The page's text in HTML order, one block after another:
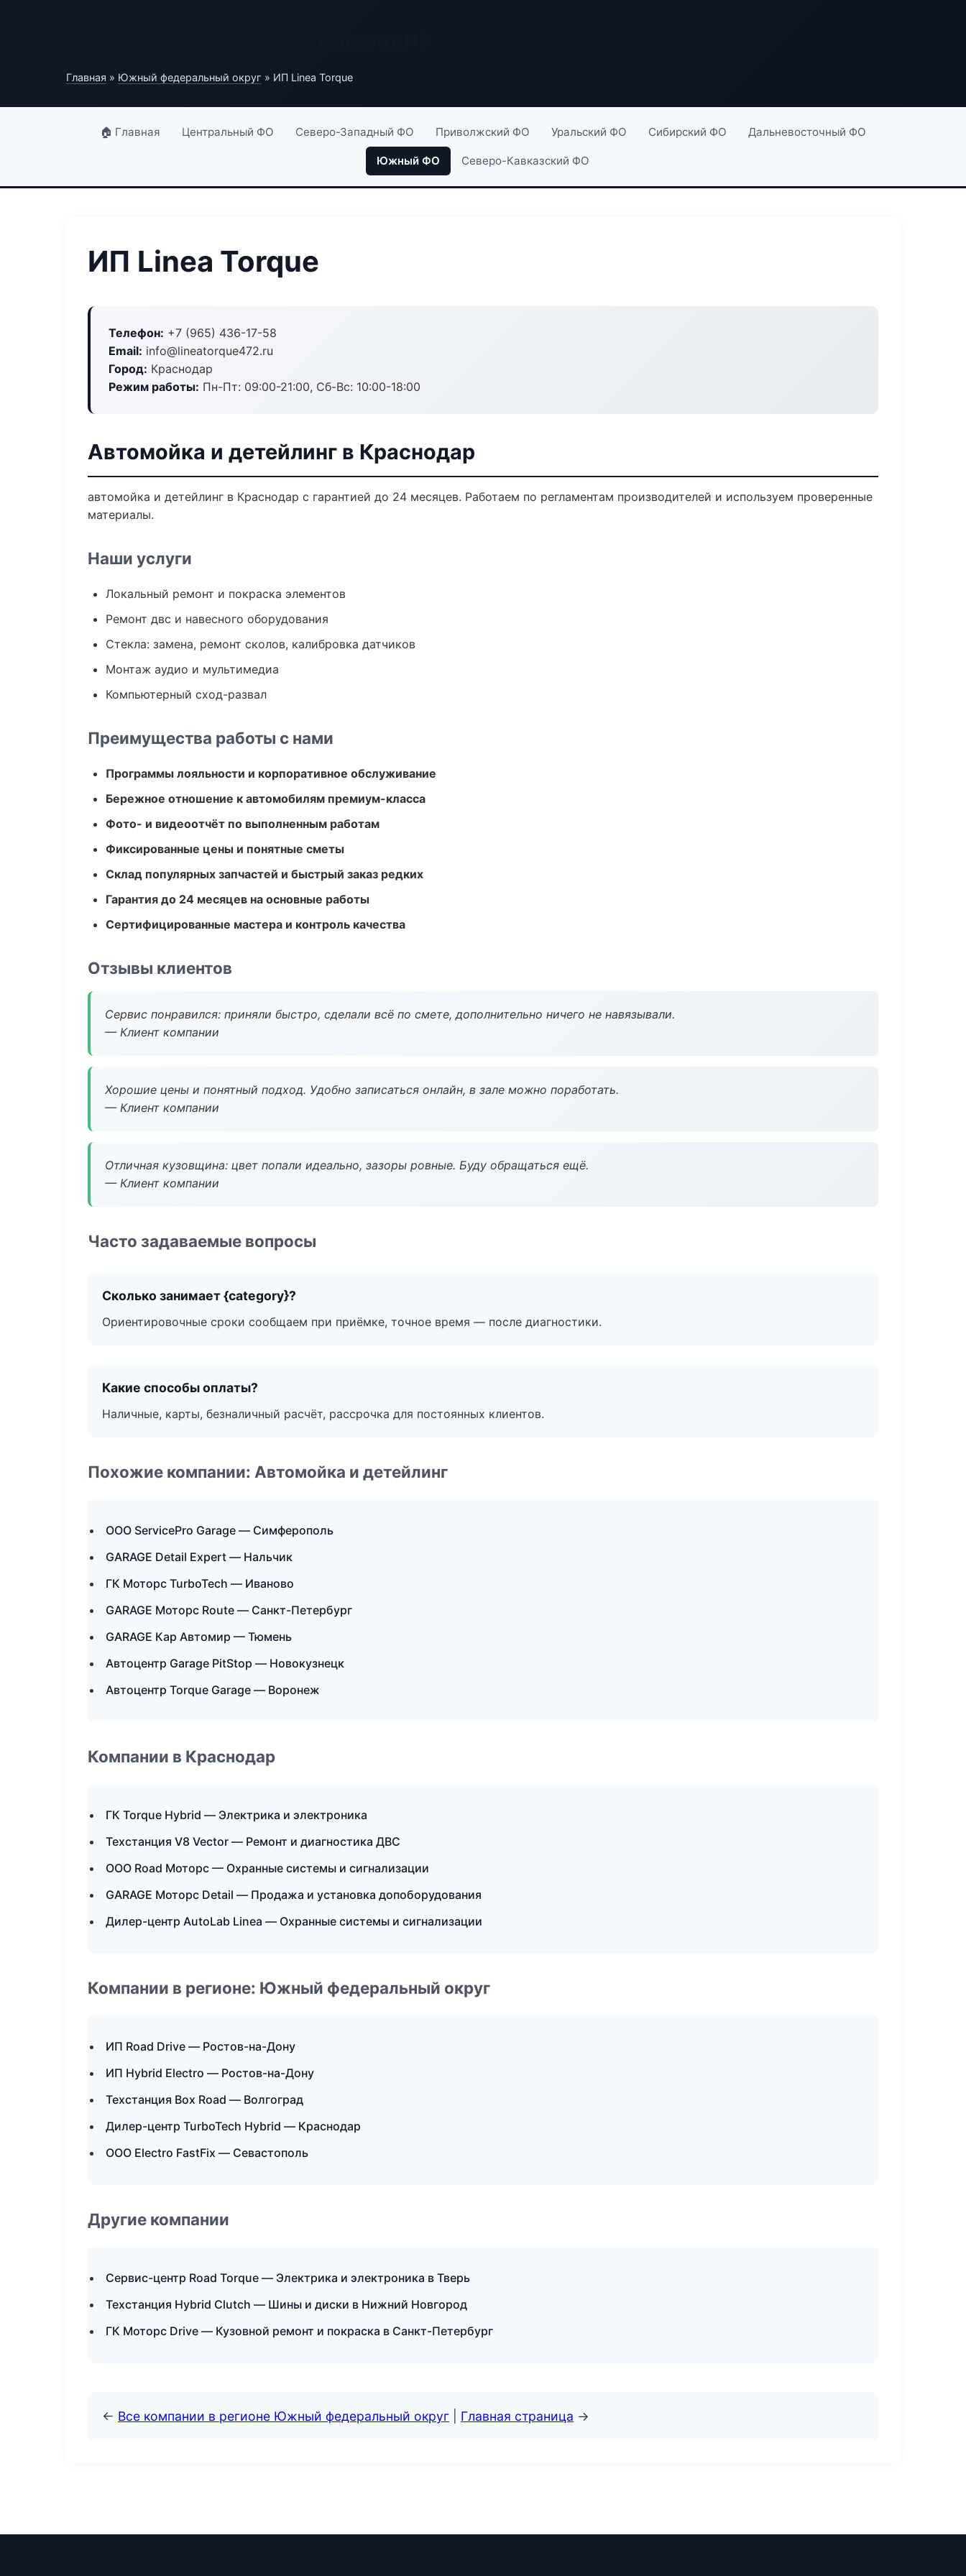
Главная » Южный федеральный округ » ИП Linea Torque
🏠 Главная Центральный ФО Северо-Западный ФО Приволжский ФО Уральский ФО Сибирский ФО Дальневосточный ФО
Южный ФО Северо-Кавказский ФО
ИП Linea Torque
Телефон: +7 (965) 436-17-58
Email: info@lineatorque472.ru
Город: Краснодар
Режим работы: Пн-Пт: 09:00-21:00, Сб-Вс: 10:00-18:00
Автомойка и детейлинг в Краснодар
автомойка и детейлинг в Краснодар с гарантией до 24 месяцев. Работаем по регламентам производителей и используем проверенные
материалы.
Наши услуги
Локальный ремонт и покраска элементов
Ремонт двс и навесного оборудования
Стекла: замена, ремонт сколов, калибровка датчиков
Монтаж аудио и мультимедиа
Компьютерный сход-развал
Преимущества работы с нами
Программы лояльности и корпоративное обслуживание
Бережное отношение к автомобилям премиум-класса
Фото- и видеоотчёт по выполненным работам
Фиксированные цены и понятные сметы
Склад популярных запчастей и быстрый заказ редких
Гарантия до 24 месяцев на основные работы
Сертифицированные мастера и контроль качества
Отзывы клиентов
Сервис понравился: приняли быстро, сделали всё по смете, дополнительно ничего не навязывали.
— Клиент компании
Хорошие цены и понятный подход. Удобно записаться онлайн, в зале можно поработать.
— Клиент компании
Отличная кузовщина: цвет попали идеально, зазоры ровные. Буду обращаться ещё.
— Клиент компании
Часто задаваемые вопросы
Сколько занимает {category}?
Ориентировочные сроки сообщаем при приёмке, точное время — после диагностики.
Какие способы оплаты?
Наличные, карты, безналичный расчёт, рассрочка для постоянных клиентов.
Похожие компании: Автомойка и детейлинг
ООО ServicePro Garage — Симферополь
GARAGE Detail Expert — Нальчик
ГК Моторс TurboTech — Иваново
GARAGE Моторс Route — Санкт-Петербург
GARAGE Кар Автомир — Тюмень
Автоцентр Garage PitStop — Новокузнецк
Автоцентр Torque Garage — Воронеж
Компании в Краснодар
ГК Torque Hybrid — Электрика и электроника
Техстанция V8 Vector — Ремонт и диагностика ДВС
ООО Road Моторс — Охранные системы и сигнализации
GARAGE Моторс Detail — Продажа и установка допоборудования
Дилер-центр AutoLab Linea — Охранные системы и сигнализации
Компании в регионе: Южный федеральный округ
ИП Road Drive — Ростов-на-Дону
ИП Hybrid Electro — Ростов-на-Дону
Техстанция Box Road — Волгоград
Дилер-центр TurboTech Hybrid — Краснодар
ООО Electro FastFix — Севастополь
Другие компании
Сервис-центр Road Torque — Электрика и электроника в Тверь
Техстанция Hybrid Clutch — Шины и диски в Нижний Новгород
ГК Моторс Drive — Кузовной ремонт и покраска в Санкт-Петербург
← Все компании в регионе Южный федеральный округ Главная страница →